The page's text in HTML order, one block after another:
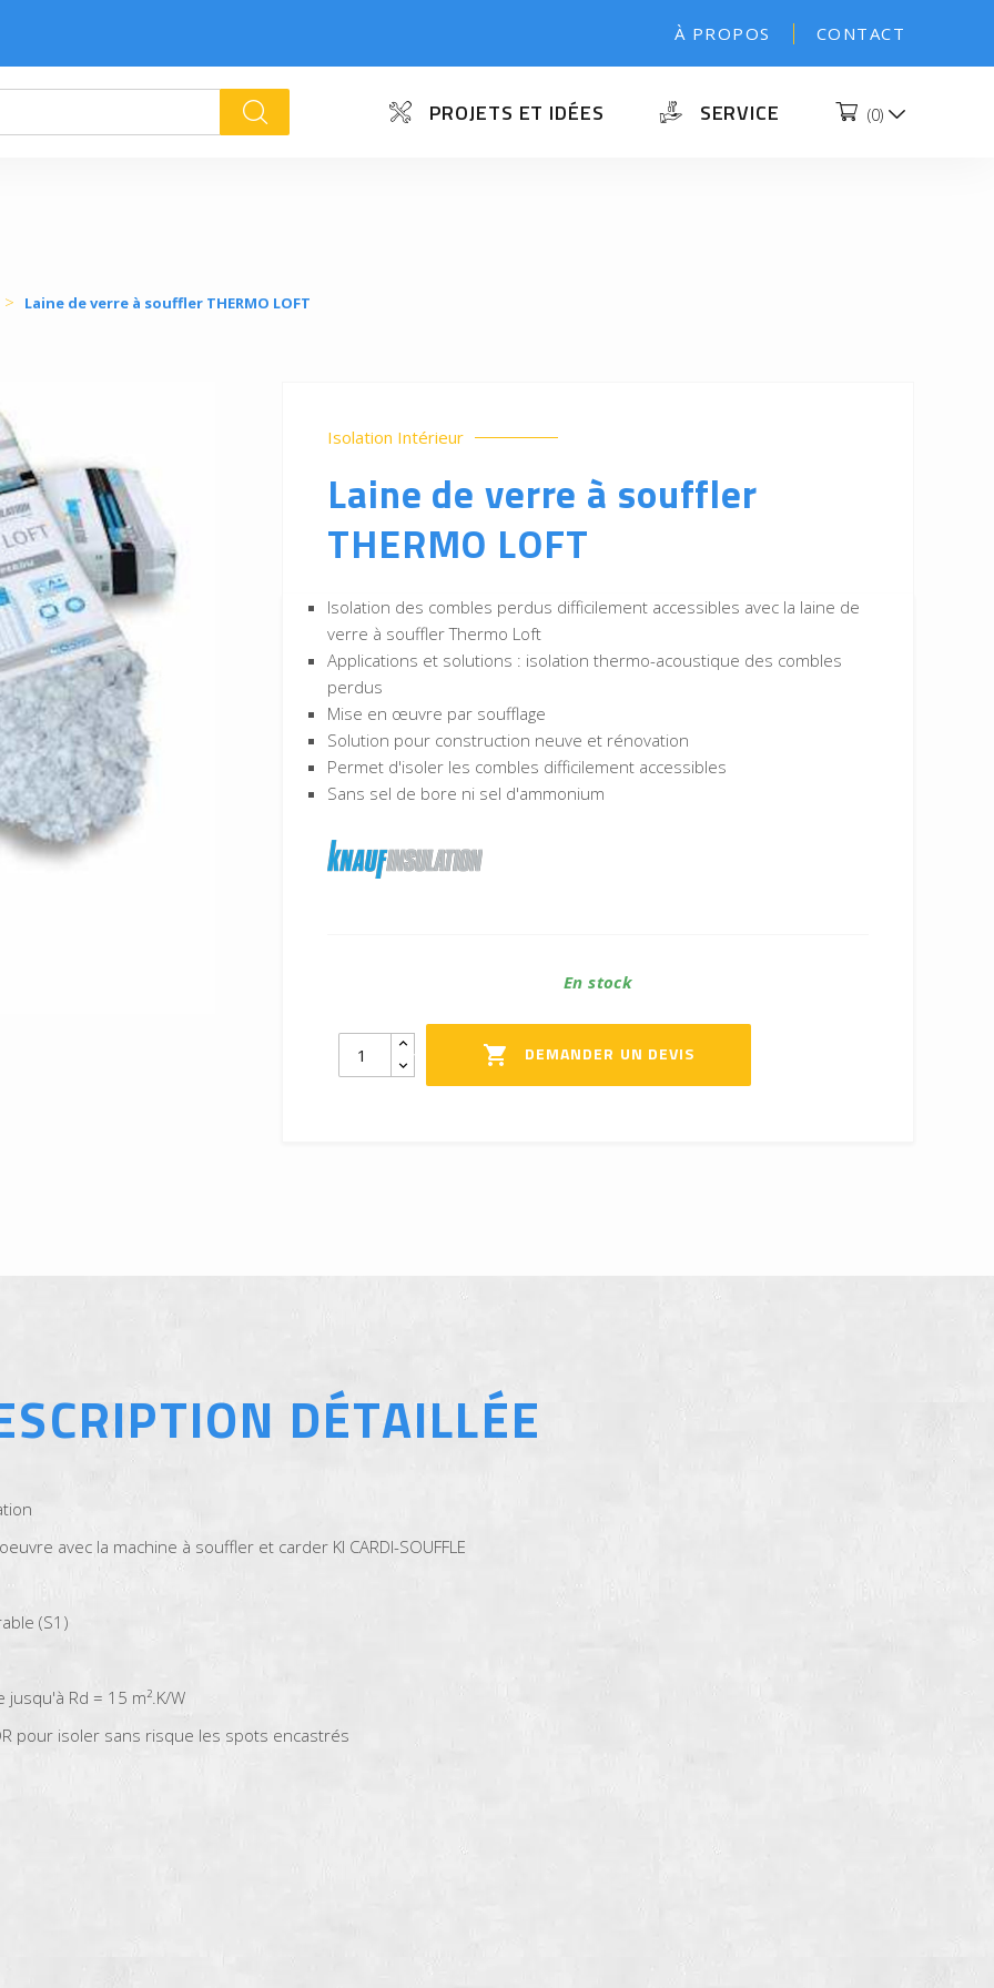
À PROPOS CONTACT
k PROJETS ET IDÉES SERVICE (0)
Laine de verre à souffler THERMO LOFT
Isolation Intérieur
Laine de verre à souffler
THERMO LOFT
Isolation des combles perdus difficilement accessibles avec la laine de
verre à souffler Thermo Loft
Applications et solutions : isolation thermo-acoustique des combles
perdus
Mise en œuvre par soufflage
Solution pour construction neuve et rénovation
Permet d'isoler les combles difficilement accessibles
Sans sel de bore ni sel d'ammonium
En stock
 DEMANDER UN DEVIS
DÉTAILLÉE
avec la machine à souffler et carder KI CARDI-SOUFFLE
(S1)
Rd = 15 m².K/W
pour isoler sans risque les spots encastrés